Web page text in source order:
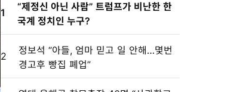
1
“제정신 아닌 사람” 트럼프가 비난한 한
국계 정치인 누구?
2
정보석 “아들, 엄마 믿고 일 안해…몇번
경고후 빵집 폐업”